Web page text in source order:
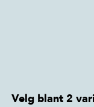
Velg blant 2